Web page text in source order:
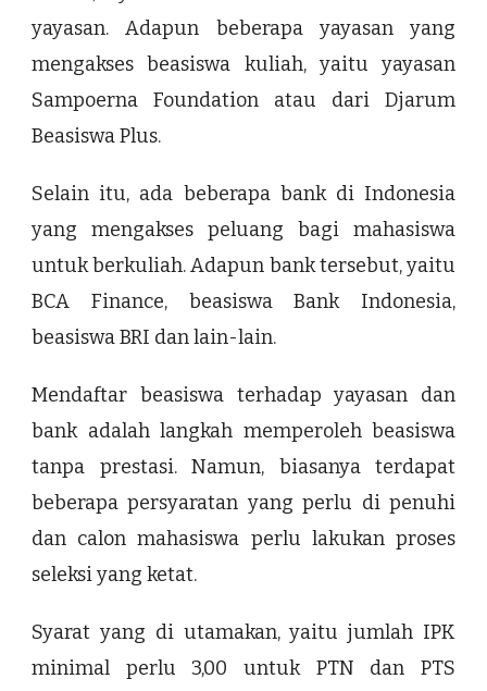
yayasan. Adapun beberapa yayasan yang
mengakses beasiswa kuliah, yaitu yayasan
Sampoerna Foundation atau dari Djarum
Beasiswa Plus.
Selain itu, ada beberapa bank di Indonesia
yang mengakses peluang bagi mahasiswa
untuk berkuliah. Adapun bank tersebut, yaitu
BCA Finance, beasiswa Bank Indonesia,
beasiswa BRI dan lain-lain.
Mendaftar beasiswa terhadap yayasan dan
bank adalah langkah memperoleh beasiswa
tanpa prestasi. Namun, biasanya terdapat
beberapa persyaratan yang perlu di penuhi
dan calon mahasiswa perlu lakukan proses
seleksi yang ketat.
Syarat yang di utamakan, yaitu jumlah IPK
minimal perlu 3,00 untuk PTN dan PTS